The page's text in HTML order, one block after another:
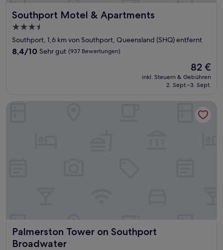
Southport Motel & Apartments
Southport Motel & Apartments
3.5-
Sterne-
Unterkunft
Southport, 1,6 km von Southport, Queensland (SHQ) entfernt
8.4
Bewertungen)
8,4/10 Sehr gut (937 Bewertungen)
Der
Preis
beträgt
82 €
inkl. Steuern & Gebühren
2. Sept.–3. Sept.
Palmerston Tower on Southport
Broadwater
Palmerston Tower on Southport Broadwater